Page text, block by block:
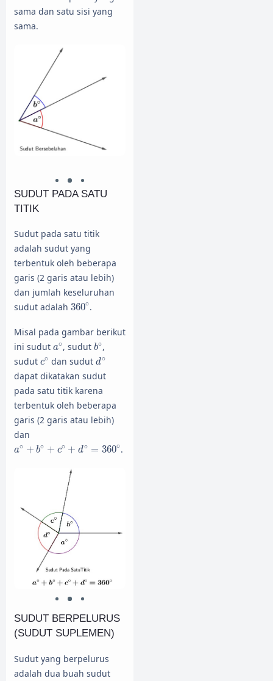
sama dan satu sisi yang
sama.
SUDUT PADA SATU
TITIK
Sudut pada satu titik
adalah sudut yang
terbentuk oleh beberapa
garis (2 garis atau lebih)
dan jumlah keseluruhan
sudut adalah 360∘
360.
Misal pada gambar berikut
ini sudut a∘
a∘, sudut b∘
b∘,
sudut c∘
c∘ dan sudut d∘
d∘
dapat dikatakan sudut
pada satu titik karena
terbentuk oleh beberapa
garis (2 garis atau lebih)
dan
a∘ + b∘ + c∘ + d∘ = 360∘
a∘ + b∘ + ∘+ d ∘= 360∘ .
SUDUT BERPELURUS
(SUDUT SUPLEMEN)
Sudut yang berpelurus
adalah dua buah sudut